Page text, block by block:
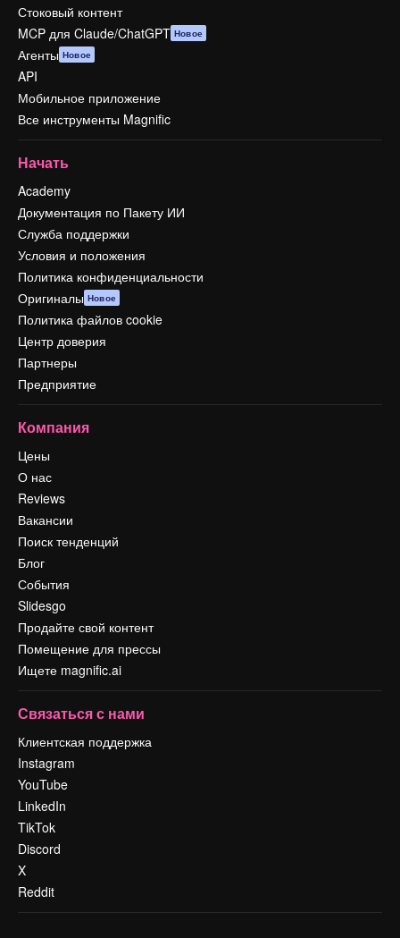
Стоковый контент
MCP для Claude/ChatGPT Новое
Агенты Новое
API
Мобильное приложение
Все инструменты Magnific
Начать
Academy
Документация по Пакету ИИ
Служба поддержки
Условия и положения
Политика конфиденциальности
Оригиналы Новое
Политика файлов cookie
Центр доверия
Партнеры
Предприятие
Компания
Цены
О нас
Reviews
Вакансии
Поиск тенденций
Блог
События
Slidesgo
Продайте свой контент
Помещение для прессы
Ищете magnific.ai
Связаться с нами
Клиентская поддержка
Instagram
YouTube
LinkedIn
TikTok
Discord
X
Reddit